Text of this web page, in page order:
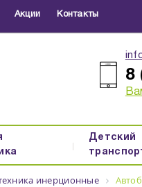
Акции Контакты
8
Детский
инерционные